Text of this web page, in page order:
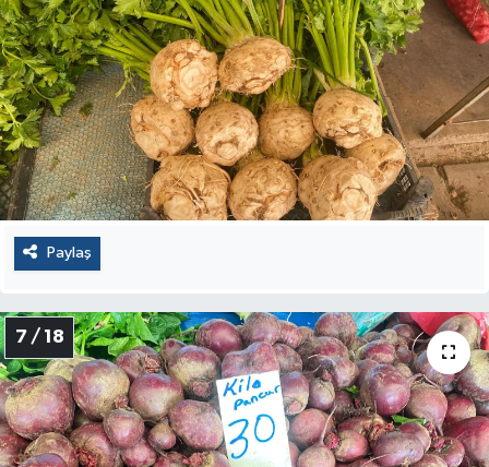
Paylaş
7 / 18